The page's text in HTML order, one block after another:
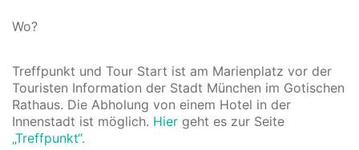
Wo?
Treffpunkt und Tour Start ist am Marienplatz vor der
Touristen Information der Stadt München im Gotischen
Rathaus. Die Abholung von einem Hotel in der
Innenstadt ist möglich. Hier geht es zur Seite
„Treffpunkt“.